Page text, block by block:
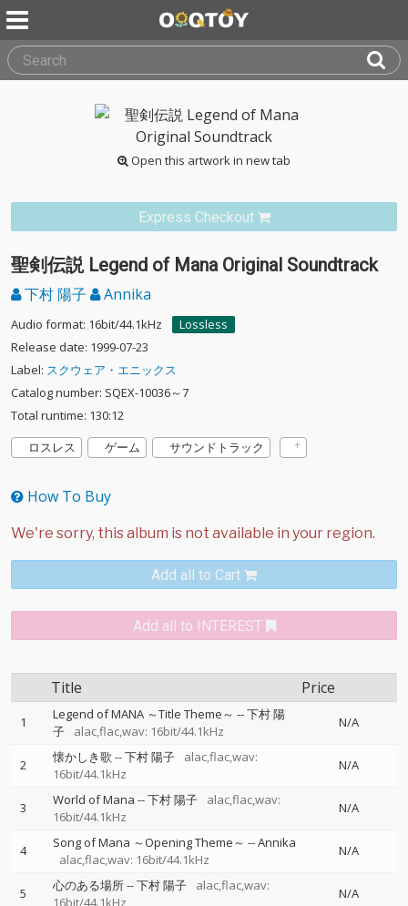
Open this artwork in new tab
Express Checkout
聖剣伝説 Legend of Mana Original Soundtrack
下村 陽子 Annika
Audio format: 16bit/44.1kHz
Lossless
Release date: 1999-07-23
Label: スクウェア・エニックス
Catalog number: SQEX-10036～7
Total runtime: 130:12
ロスレス
ゲーム サウンドトラック
How To Buy
Add all to Cart
Add all to INTEREST
Title Price
1 Legend of MANA ～Title Theme～ --下村 陽
子
alac,flac,wav: 16bit/44.1kHz
N/A
2 懐かしき歌 --下村 陽子
alac,flac,wav:
16bit/44.1kHz
N/A
3 World of Mana --下村 陽子
alac,flac,wav:
16bit/44.1kHz
N/A
4 Song of Mana ～Opening Theme～ --Annika
alac,flac,wav: 16bit/44.1kHz
N/A
5 心のある場所--下村 陽子
alac,flac,wav:
16bit/44.1kHz
N/A